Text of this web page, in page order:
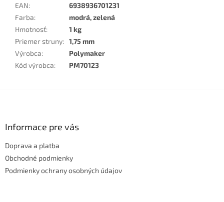
EAN:
6938936701231
Farba:
modrá, zelená
Hmotnosť:
1 kg
Priemer struny: 1,75 mm
Výrobca:
Polymaker
Kód výrobca: PM70123
Informace pre vás
Doprava a platba
Obchodné podmienky
Podmienky ochrany osobných údajov